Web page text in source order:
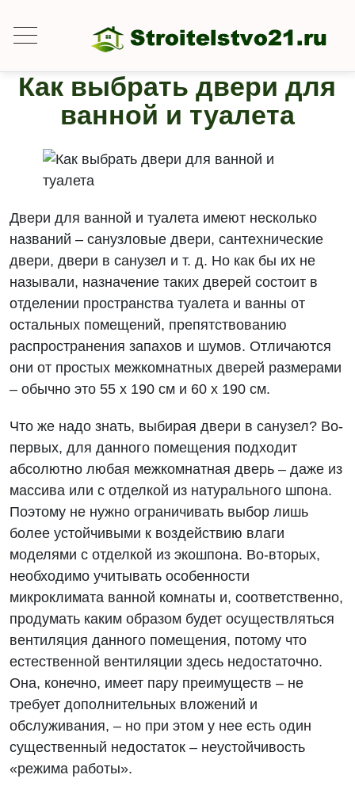
Как выбрать двери для
ванной и туалета
Двери для ванной и туалета имеют несколько
названий – санузловые двери, сантехнические
двери, двери в санузел и т. д. Но как бы их не
называли, назначение таких дверей состоит в
отделении пространства туалета и ванны от
остальных помещений, препятствованию
распространения запахов и шумов. Отличаются
они от простых межкомнатных дверей размерами
– обычно это 55 х 190 см и 60 х 190 см.
Что же надо знать, выбирая двери в санузел? Во-
первых, для данного помещения подходит
абсолютно любая межкомнатная дверь – даже из
массива или с отделкой из натурального шпона.
Поэтому не нужно ограничивать выбор лишь
более устойчивыми к воздействию влаги
моделями с отделкой из экошпона. Во-вторых,
необходимо учитывать особенности
микроклимата ванной комнаты и, соответственно,
продумать каким образом будет осуществляться
вентиляция данного помещения, потому что
естественной вентиляции здесь недостаточно.
Она, конечно, имеет пару преимуществ – не
требует дополнительных вложений и
обслуживания, – но при этом у нее есть один
существенный недостаток – неустойчивость
«режима работы».